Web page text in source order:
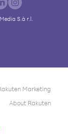
S.à r.l.
Marketing
About Rakuten